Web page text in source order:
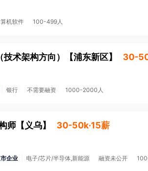
机软件 100-499人
术架构方向） 【浦东新区】 30-
银行 不需要融资 1000-2000人
师 【 义乌】 30-50k·15薪
企业 电子/芯片/半导体,新能源 融资未公开